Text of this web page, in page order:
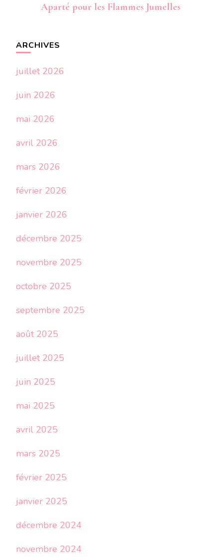
Aparté pour les Flammes Jumelles
ARCHIVES
juillet 2026
juin 2026
mai 2026
avril 2026
mars 2026
février 2026
janvier 2026
décembre 2025
novembre 2025
octobre 2025
septembre 2025
août 2025
juillet 2025
juin 2025
mai 2025
avril 2025
mars 2025
février 2025
janvier 2025
décembre 2024
novembre 2024